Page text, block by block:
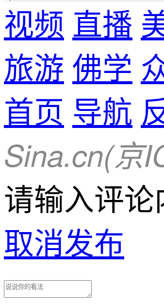
视频 直播
旅游 佛学
首页 导航
Sina.cn(京
请输入评论
取消发布